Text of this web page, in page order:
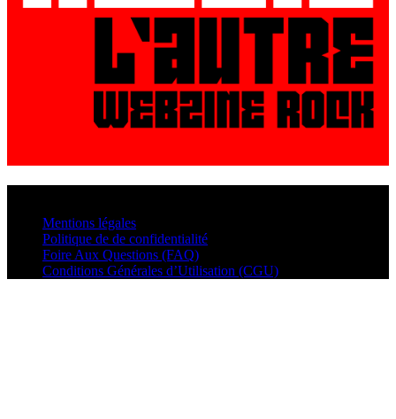
Mentions légales
Politique de de confidentialité
Foire Aux Questions (FAQ)
Conditions Générales d’Utilisation (CGU)